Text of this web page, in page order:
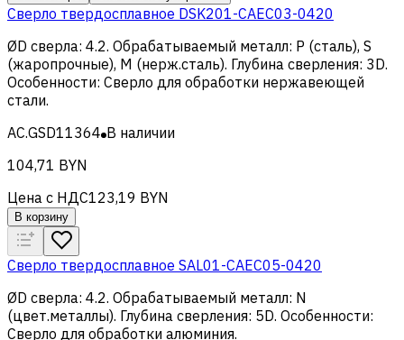
Сверло твердосплавное DSK201-CAEC03-0420
ØD сверла: 4.2. Обрабатываемый металл: Р (сталь), S
(жаропрочные), M (нерж.сталь). Глубина сверления: 3D.
Особенности: Сверло для обработки нержавеющей
стали.
AC.GSD11364 В наличии
104,71 BYN
Цена с НДС123,19 BYN
В корзину
Сверло твердосплавное SAL01-CAEC05-0420
ØD сверла: 4.2. Обрабатываемый металл: N
(цвет.металлы). Глубина сверления: 5D. Особенности:
Сверло для обработки алюминия.